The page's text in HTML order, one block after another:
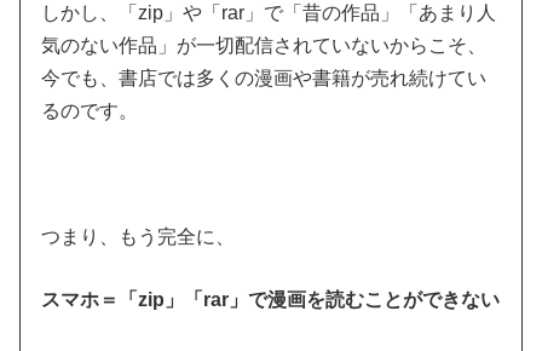
しかし、「zip」や「rar」で「昔の作品」「あまり人
気のない作品」が一切配信されていないからこそ、
今でも、書店では多くの漫画や書籍が売れ続けてい
るのです。
つまり、もう完全に、
スマホ＝「zip」「rar」で漫画を読むことができない